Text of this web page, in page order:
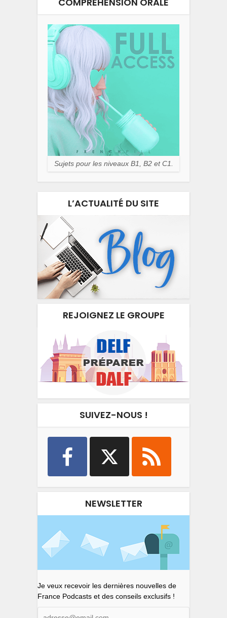
Sujets pour les niveaux B1, B2 et C1.
L’ACTUALITÉ DU SITE
REJOIGNEZ LE GROUPE
SUIVEZ-NOUS !
NEWSLETTER
Je veux recevoir les dernières nouvelles de
France Podcasts et des conseils exclusifs !